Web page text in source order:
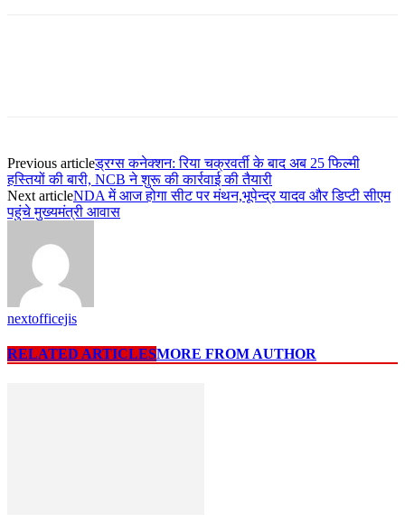
Previous articleड्रग्स कनेक्शन: रिया चक्रवर्ती के बाद अब 25 फिल्मी
हस्तियों की बारी, NCB ने शुरू की कार्रवाई की तैयारी
Next articleNDA में आज होगा सीट पर मंथन,भूपेन्द्र यादव और डिप्टी सीएम
पहुंचे मुख्यमंत्री आवास
nextofficejis
RELATED ARTICLESMORE FROM AUTHOR